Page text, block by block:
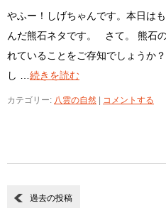
やふー！しげちゃんです。本日は
んだ熊石ネタです。 さて。 熊石
れていることをご存知でしょうか
し … 続きを読む
カテゴリー: 八雲の自然 コメントする
過去の投稿